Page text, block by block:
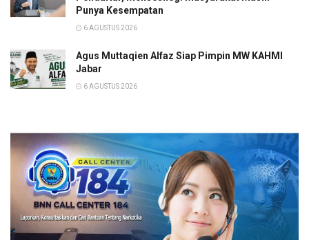
Punya Kesempatan
6 AGUSTUS 2026
Agus Muttaqien Alfaz Siap Pimpin MW KAHMI
Jabar
6 AGUSTUS 2026